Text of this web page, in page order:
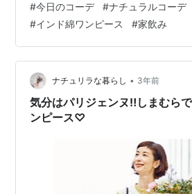
いっ❣️ www.uniqlo.com 過去のコーデ
💁‍♀️(色違いよ)
ス:Another Edition アナザーエディ
ディションのインド綿のワンピース
つ…
#今日のコーデ #ナチュラルコーデ
#インド綿ワンピース #家飲み
ナチュリラな暮らし • 3年前
気分はパリジェンヌ‼しまむら
ンピース♡